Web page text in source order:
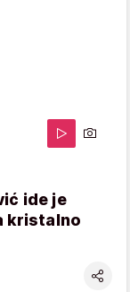
ide je
kristalno